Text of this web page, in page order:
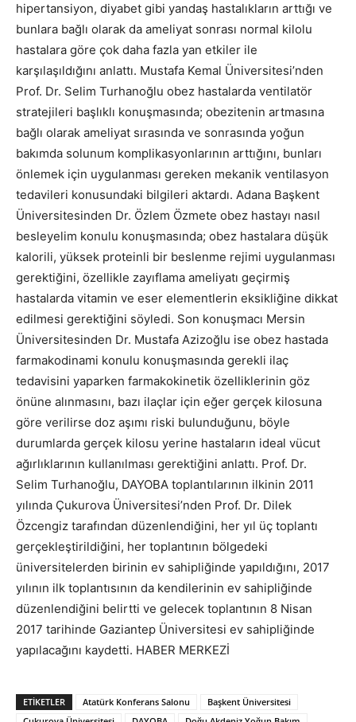
hipertansiyon, diyabet gibi yandaş hastalıkların arttığı ve
bunlara bağlı olarak da ameliyat sonrası normal kilolu
hastalara göre çok daha fazla yan etkiler ile
karşılaşıldığını anlattı. Mustafa Kemal Üniversitesi’nden
Prof. Dr. Selim Turhanoğlu obez hastalarda ventilatör
stratejileri başlıklı konuşmasında; obezitenin artmasına
bağlı olarak ameliyat sırasında ve sonrasında yoğun
bakımda solunum komplikasyonlarının arttığını, bunları
önlemek için uygulanması gereken mekanik ventilasyon
tedavileri konusundaki bilgileri aktardı. Adana Başkent
Üniversitesinden Dr. Özlem Özmete obez hastayı nasıl
besleyelim konulu konuşmasında; obez hastalara düşük
kalorili, yüksek proteinli bir beslenme rejimi uygulanması
gerektiğini, özellikle zayıflama ameliyatı geçirmiş
hastalarda vitamin ve eser elementlerin eksikliğine dikkat
edilmesi gerektiğini söyledi. Son konuşmacı Mersin
Üniversitesinden Dr. Mustafa Azizoğlu ise obez hastada
farmakodinami konulu konuşmasında gerekli ilaç
tedavisini yaparken farmakokinetik özelliklerinin göz
önüne alınmasını, bazı ilaçlar için eğer gerçek kilosuna
göre verilirse doz aşımı riski bulunduğunu, böyle
durumlarda gerçek kilosu yerine hastaların ideal vücut
ağırlıklarının kullanılması gerektiğini anlattı. Prof. Dr.
Selim Turhanoğlu, DAYOBA toplantılarının ilkinin 2011
yılında Çukurova Üniversitesi’nden Prof. Dr. Dilek
Özcengiz tarafından düzenlendiğini, her yıl üç toplantı
gerçekleştirildiğini, her toplantının bölgedeki
üniversitelerden birinin ev sahipliğinde yapıldığını, 2017
yılının ilk toplantısının da kendilerinin ev sahipliğinde
düzenlendiğini belirtti ve gelecek toplantının 8 Nisan
2017 tarihinde Gaziantep Üniversitesi ev sahipliğinde
yapılacağını kaydetti. HABER MERKEZİ
ETIKETLER Atatürk Konferans Salonu
Başkent Üniversitesi